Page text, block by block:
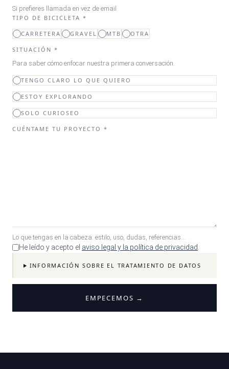
Si prefieres llamada en vez de email.
TIPO DE BICICLETA *
CARRETERA GRAVEL MTB OTRA
SITUACIÓN *
Para saber cómo enfocar nuestra primera conversación.
TENGO CLARO LO QUE QUIERO
ESTOY EXPLORANDO
SOLO CURIOSEO
LONGITUD ENTREPIERNA (CM)
CUÉNTAME TU PROYECTO *
Lo que tengas en la cabeza: estilo, uso, dudas, referencias…
He leído y acepto el aviso legal y la política de privacidad
INFORMACIÓN SOBRE EL TRATAMIENTO DE DATOS
EMPECEMOS →